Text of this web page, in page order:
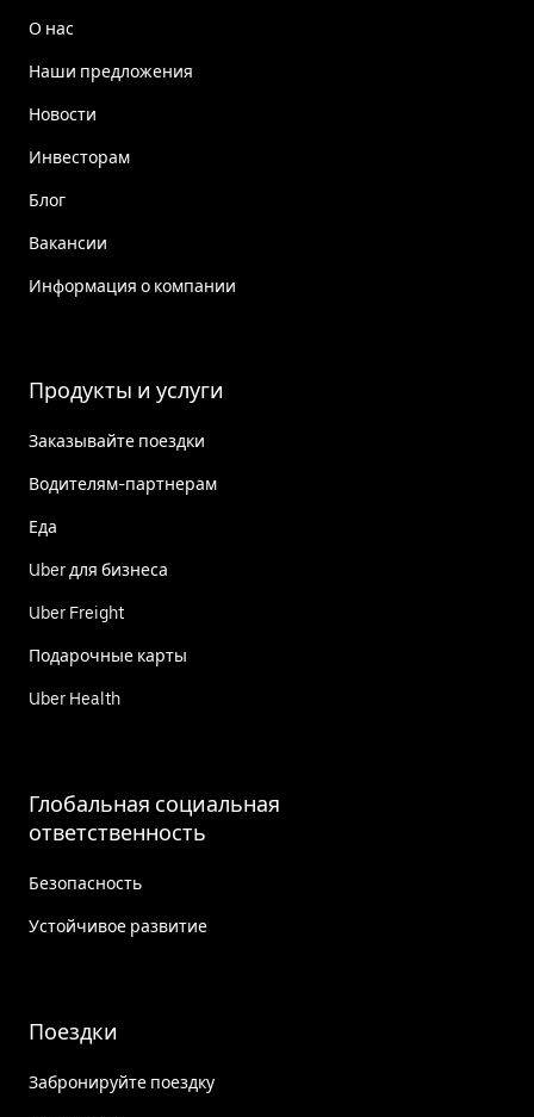
О нас
Наши предложения
Новости
Инвесторам
Блог
Вакансии
Информация о компании
Продукты и услуги
Заказывайте поездки
Водителям-партнерам
Еда
Uber для бизнеса
Uber Freight
Подарочные карты
Uber Health
Глобальная социальная
ответственность
Безопасность
Устойчивое развитие
Поездки
Забронируйте поездку